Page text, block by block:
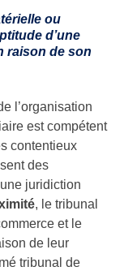
ou
d’une
raison de son
l’organisation
est compétent
contentieux
des
juridiction
, le tribunal
et le
de leur
tribunal de